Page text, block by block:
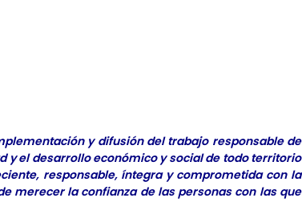
y difusión del trabajo responsable de
y el desarrollo económico y social de todo territorio
responsable, íntegra y comprometida con la
merecer la confianza de las personas con las que